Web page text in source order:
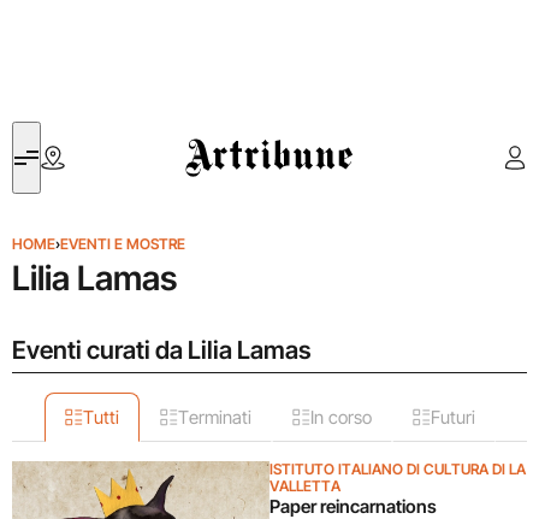
Artribune
HOME›EVENTI E MOSTRE
Lilia Lamas
Eventi curati da Lilia Lamas
Tutti Terminati In corso Futuri
ISTITUTO ITALIANO DI CULTURA DI LA
VALLETTA
Paper reincarnations